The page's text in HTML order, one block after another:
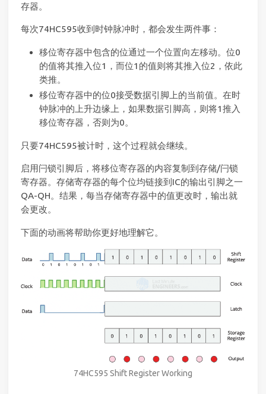
存器。
每次74HC595收到时钟脉冲时，都会发生两件事：
移位寄存器中包含的位通过一个位置向左移动。位0
的值将其推入位1，而位1的值则将其推入位2，依此
类推。
移位寄存器中的位0接受数据引脚上的当前值。在时
钟脉冲的上升边缘上，如果数据引脚高，则将1推入
移位寄存器，否则为0。
只要74HC595被计时，这个过程就会继续。
启用闩锁引脚后，将移位寄存器的内容复制到存储/闩锁
寄存器。存储寄存器的每个位均链接到IC的输出引脚之一
QA-QH。结果，每当存储寄存器中的值更改时，输出就
会更改。
下面的动画将帮助你更好地理解它。
74HC595 Shift Register Working